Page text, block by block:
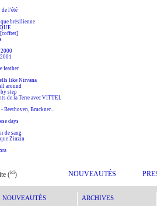
l'été
brésilienne
[coffret]
2000
feather
like Nirvana
around
step
de la Terre avec VITTEL
Bruckner...
days
de sang
Zinzin
(ici) NOUVEAUTÉS
NOUVEAUTÉS ARCHIVES